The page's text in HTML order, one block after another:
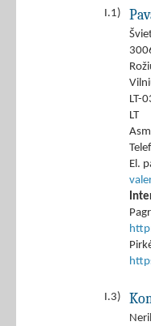
I.1)
LT-
LT
El.
I.3)